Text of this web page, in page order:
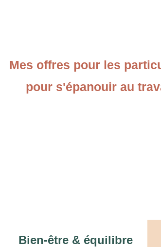
Mes offres pour les
pour s'épanouir au
Bien-être & équilibre